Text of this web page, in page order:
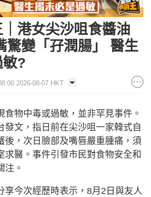
港女尖沙咀食醬油
驚變「孖潤腸」 醫生
敏?
2026-08-07 HKT
食物中毒或過敏，並非罕見事件。
發文，指日前在尖沙咀一家韓式自
後，次日臉部及嘴唇嚴重腫痛，須
求醫。事件引發市民對食物安全和
注。
享今次經歷時表示，8月2日與友人